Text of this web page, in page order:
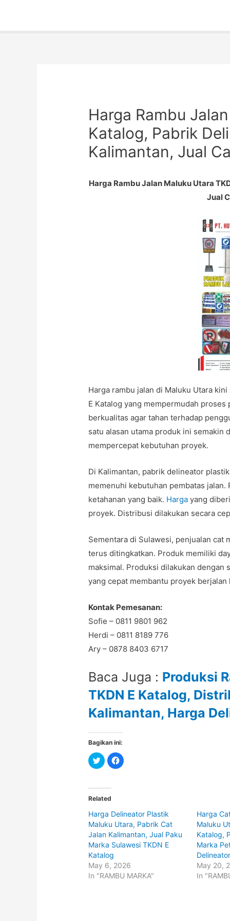
Harga Rambu
Katalog, Pabrik
Kalimantan, Jual
Harga Rambu Jalan Maluku Utara
Jual
Harga rambu jalan di Maluku Utara
E Katalog yang mempermudah
berkualitas agar tahan terhadap
satu alasan utama produk ini semakin
mempercepat kebutuhan proyek.
Di Kalimantan, pabrik delineator
memenuhi kebutuhan pembatas
ketahanan yang baik. Harga yang
proyek. Distribusi dilakukan secara
Sementara di Sulawesi, penjualan cat
terus ditingkatkan. Produk memiliki
maksimal. Produksi dilakukan
yang cepat membantu proyek
Kontak Pemesanan:
Sofie – 0811 9801 962
Herdi – 0811 8189 776
Ary – 0878 8403 6717
Baca Juga : Produksi
TKDN E Katalog,
Kalimantan, Harga
Bagikan ini:
C
l
t
o
s
a
r
e
o
n
T
w
i
t
t
e
C
l
a
r
e
o
n
F
e
b
o
Related
Harga Delineator Plastik
Maluku Utara, Pabrik Cat
Jalan Kalimantan, Jual Paku
Marka Sulawesi TKDN E
Katalog
May 6, 2026
In "RAMBU MARKA"
Harga
Maluku
Katalog,
Marka
May 20,
In